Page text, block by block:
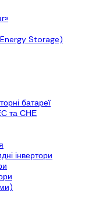
Energy Storage)
батареї
та СНЕ
інвертори